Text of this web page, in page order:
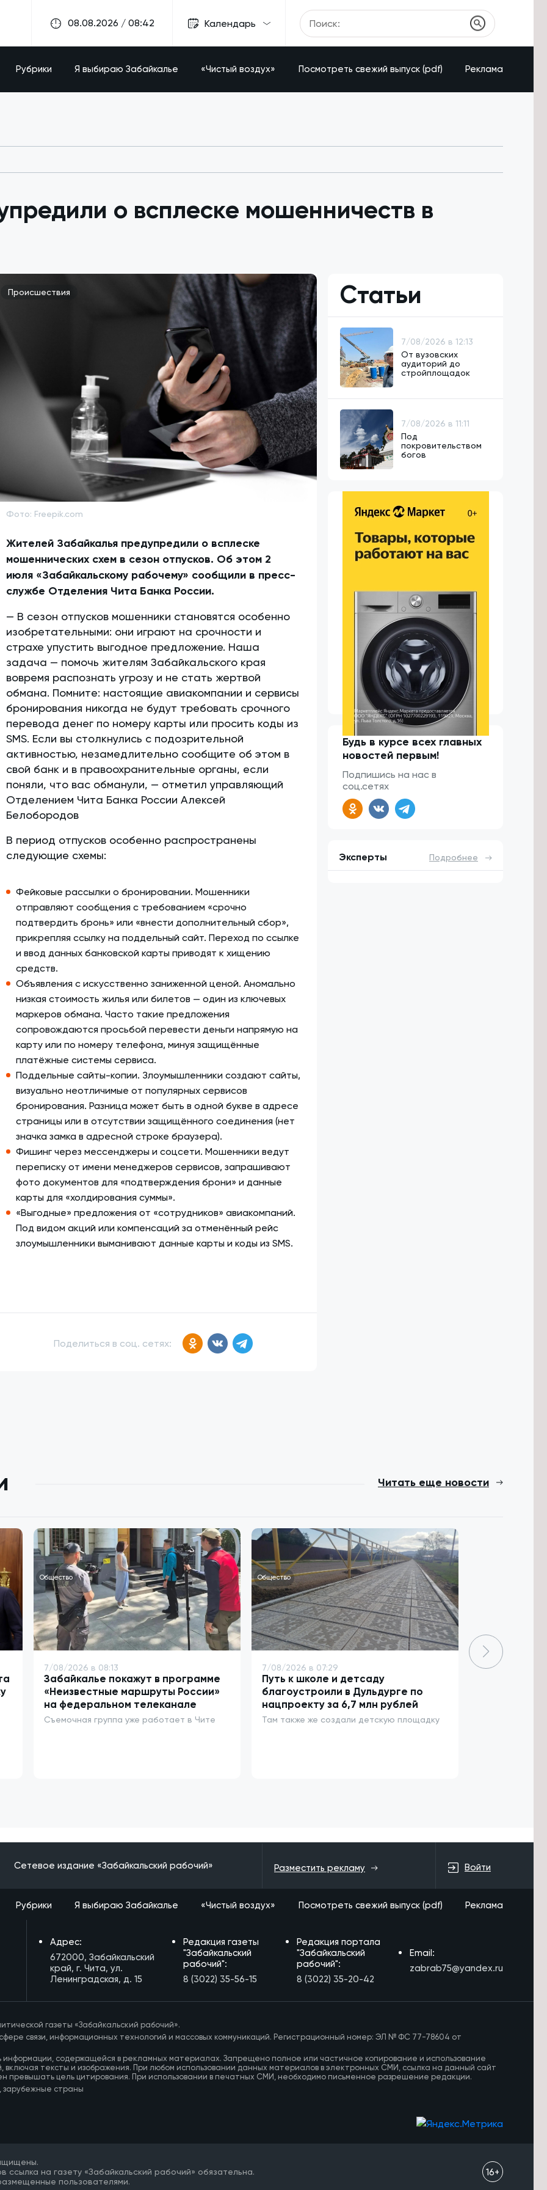
08.08.2026 / 08:42 Календарь
Рубрики Я выбираю Забайкалье «Чистый воздух» Посмотреть свежий выпуск (pdf) Реклама
о всплеске мошенничеств в
Происшествия
Фото: Freepik.com
Жителей Забайкалья предупредили о всплеске
мошеннических схем в сезон отпусков. Об этом 2
июля «Забайкальскому рабочему» сообщили в пресс-
службе Отделения Чита Банка России.
— В сезон отпусков мошенники становятся особенно
изобретательными: они играют на срочности и
страхе упустить выгодное предложение. Наша
задача — помочь жителям Забайкальского края
вовремя распознать угрозу и не стать жертвой
обмана. Помните: настоящие авиакомпании и сервисы
бронирования никогда не будут требовать срочного
перевода денег по номеру карты или просить коды из
SMS. Если вы столкнулись с подозрительной
активностью, незамедлительно сообщите об этом в
свой банк и в правоохранительные органы, если
поняли, что вас обманули, — отметил управляющий
Отделением Чита Банка России Алексей
Белобородов
В период отпусков особенно распространены
следующие схемы:
Фейковые рассылки о бронировании. Мошенники
отправляют сообщения с требованием «срочно
подтвердить бронь» или «внести дополнительный сбор»,
прикрепляя ссылку на поддельный сайт. Переход по ссылке
и ввод данных банковской карты приводят к хищению
средств.
Объявления с искусственно заниженной ценой. Аномально
низкая стоимость жилья или билетов — один из ключевых
маркеров обмана. Часто такие предложения
сопровождаются просьбой перевести деньги напрямую на
карту или по номеру телефона, минуя защищённые
платёжные системы сервиса.
Поддельные сайты-копии. Злоумышленники создают сайты,
визуально неотличимые от популярных сервисов
бронирования. Разница может быть в одной букве в адресе
страницы или в отсутствии защищённого соединения (нет
значка замка в адресной строке браузера).
Фишинг через мессенджеры и соцсети. Мошенники ведут
переписку от имени менеджеров сервисов, запрашивают
фото документов для «подтверждения брони» и данные
карты для «холдирования суммы».
«Выгодные» предложения от «сотрудников» авиакомпаний.
Под видом акций или компенсаций за отменённый рейс
злоумышленники выманивают данные карты и коды из SMS.
Поделиться в соц. сетях:
Статьи
7/08/2026 в 12:13
От вузовских
аудиторий до
стройплощадок
7/08/2026 в 11:11
Под
покровительством
богов
Будь в курсе всех главных
новостей первым!
Подпишись на нас в
соц.сетях
Эксперты Подробнее
Читать еще новости
Общество
7/08/2026 в 08:13
Забайкалье покажут в программе
«Неизвестные маршруты России»
на федеральном телеканале
Съемочная группа уже работает в Чите
Общество
7/08/2026 в 07:29
Путь к школе и детсаду
благоустроили в Дульдурге по
нацпроекту за 6,7 млн рублей
Там также же создали детскую площадку
7/08/2026 в
Сетевое издание «Забайкальский рабочий» Разместить рекламу Войти
Рубрики Я выбираю Забайкалье «Чистый воздух» Посмотреть свежий выпуск (pdf) Реклама
Адрес:
672000, Забайкальский
край, г. Чита, ул.
Ленинградская, д. 15
Редакция газеты
"Забайкальский
рабочий":
8 (3022) 35-56-15
Редакция портала
"Забайкальский
рабочий":
8 (3022) 35-20-42
Email:
zabrab75@yandex.ru
газеты «Забайкальский рабочий».
связи, информационных технологий и массовых коммуникаций. Регистрационный номер: ЭЛ № ФС 77-78604 от
информации, содержащейся в рекламных материалах. Запрещено полное или частичное копирование и использование
тексты и изображения. При любом использовании данных материалов в электронных СМИ, ссылка на данный сайт
превышать цель цитирования. При использовании в печатных СМИ, необходимо письменное разрешение редакции.
зарубежные страны
на газету «Забайкальский рабочий» обязательна.
пользователями.
16+